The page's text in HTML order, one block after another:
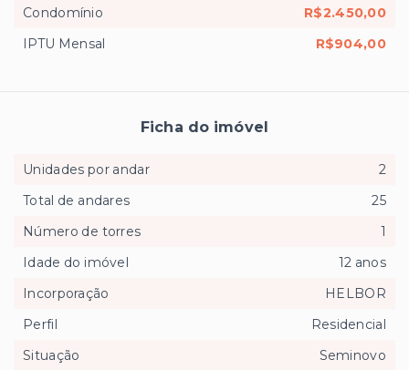
Condomínio
R$2.450,00
IPTU Mensal
R$904,00
Ficha do imóvel
Unidades por andar
2
Total de andares
25
Número de torres
1
Idade do imóvel
12 anos
Incorporação
HELBOR
Perfil
Residencial
Situação
Seminovo